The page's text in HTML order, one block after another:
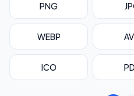
PNG
WEBP
ICO